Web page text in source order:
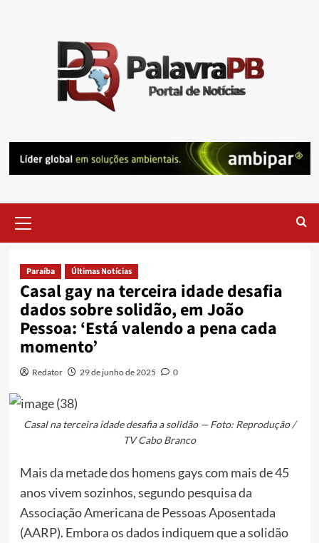
Menu
Paraíba Últimas Notícias
Casal gay na terceira idade desafia
dados sobre solidão, em João
Pessoa: ‘Está valendo a pena cada
momento’
Redator 29 de junho de 2025 0
Casal na terceira idade desafia a solidão — Foto: Reprodução /
TV Cabo Branco
Mais da metade dos homens gays com mais de 45
anos vivem sozinhos, segundo pesquisa da
Associação Americana de Pessoas Aposentada
(AARP). Embora os dados indiquem que a solidão